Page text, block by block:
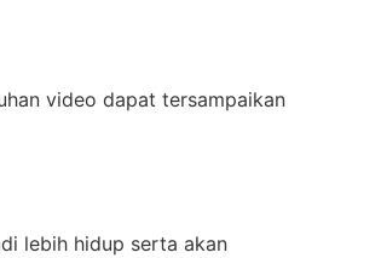
video dapat tersampaikan
lebih hidup serta akan